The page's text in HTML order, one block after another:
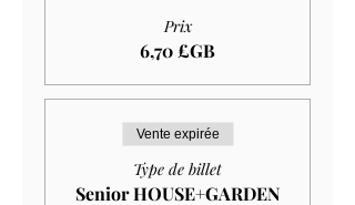
Prix
6,70 £GB
Vente expirée
Type de billet
Senior HOUSE+GARDEN